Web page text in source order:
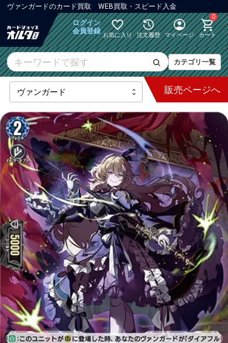
ヴァンガードのカード買取 WEB買取・スピード入金
ログイン
会員登録 お気に入り 注文履歴 マイページ
0
カート
カテゴリ一覧
最新弾
【DZ】ブースター
【DZ】その他ブースター
【DZ】デッキなど
【D】ブースター
【D】その他ブースター
販売ページへ